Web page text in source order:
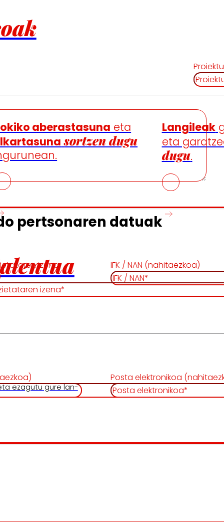
aberastasuna eta
sortzen dugu
Langileak
eta
dugu.
ezagutu gure lan-
pertsonaren datuak
izena
IFK / NAN (nahitaezkoa)
Posta elektronikoa